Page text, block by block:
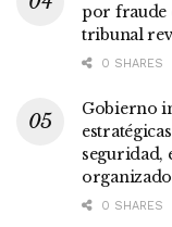
por fraude
tribunal
0 SHARES
Gobierno
seguridad,
organizado
0 SHARES